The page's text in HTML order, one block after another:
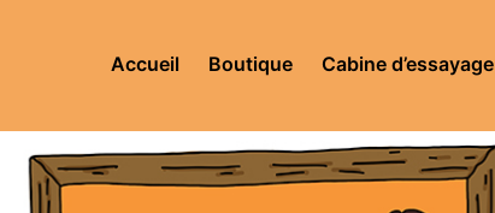
Accueil Boutique Cabine d’essayage